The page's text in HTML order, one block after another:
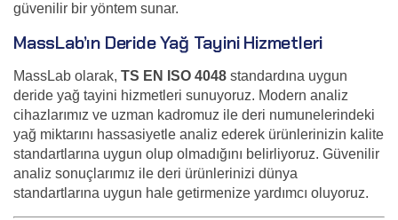
güvenilir bir yöntem sunar.
MassLab’ın Deride Yağ Tayini Hizmetleri
MassLab olarak, TS EN ISO 4048 standardına uygun
deride yağ tayini hizmetleri sunuyoruz. Modern analiz
cihazlarımız ve uzman kadromuz ile deri numunelerindeki
yağ miktarını hassasiyetle analiz ederek ürünlerinizin kalite
standartlarına uygun olup olmadığını belirliyoruz. Güvenilir
analiz sonuçlarımız ile deri ürünlerinizi dünya
standartlarına uygun hale getirmenize yardımcı oluyoruz.